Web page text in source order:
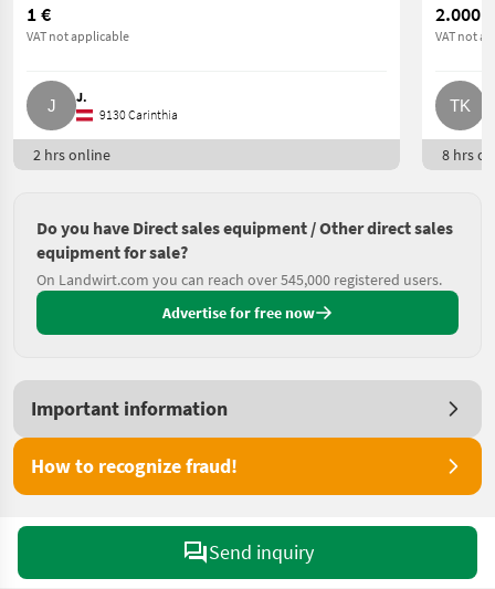
1 €
VAT not applicable
J.
9130 Carinthia
2 hrs online
2.000 €
VAT not
8 hrs
Do you have Direct sales equipment / Other direct sales
equipment for sale?
On Landwirt.com you can reach over 545,000 registered users.
Advertise for free now
Important information
How to recognize fraud!
Send inquiry